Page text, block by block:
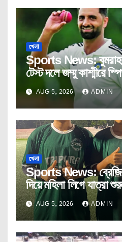
খেলা
Sports News: বুমরাহর
টেস্ট দলে জম্মু কাশ্মীরে
AUG 5, 2026 ADMIN
খেলা
Sports News:
দিয়ে মহিলা লিগে যাত্রা
আশ্রমের।
AUG 5, 2026 ADMIN